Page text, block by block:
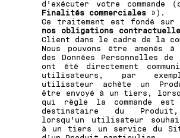
d’exécuter votre
Finalités commerciales »).
Ce traitement est fondé sur
nos obligations
Client dans le cadre de la
Nous pouvons être amenés
des Données Personnelles
ont été directement
utilisateurs, par
utilisateur achète un
être envoyé à un tiers,
qui règle la commande
destinataire du
lorsqu’un utilisateur
à un tiers un service du